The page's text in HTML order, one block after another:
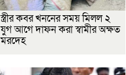
স্ত্রীর কবর খননের সময় মিলল ২
যুগ আগে দাফন করা স্বামীর অক্ষত
মরদেহ